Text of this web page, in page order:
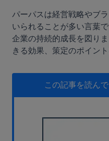
セキュリティ
活用方法
運営会社
お役立ち資料
資料ダウンロード
パーパスは経営戦略やブ
いられることが多い言葉
企業の持続的成長を図り
きる効果、策定のポイン
この記事を読んで